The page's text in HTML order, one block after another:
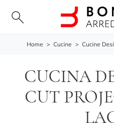
Home > Cucine > Cucine
CUCINA
CUT